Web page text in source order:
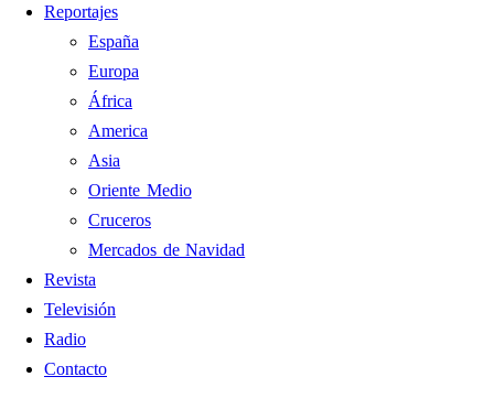
Reportajes
España
Europa
África
America
Asia
Oriente Medio
Cruceros
Mercados de Navidad
Revista
Televisión
Radio
Contacto